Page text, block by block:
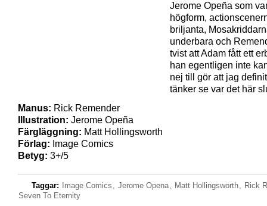
Jerome Opeña som
högform,
briljanta,
underbara och
tvist att Adam fått ett
han egentligen inte
nej till gör att jag
tänker se var det här
Manus: Rick Remender
Illustration: Jerome Opeña
Färgläggning: Matt Hollingsworth
Förlag: Image Comics
Betyg: 3+/5
Taggar: Image Comics , Jerome Opena, Matt Hollingsworth, Rick
Seven To Eternity